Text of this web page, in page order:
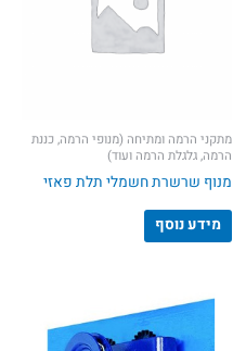
מתקני הרמה ומתיחה (מנופי הרמה, כננת
הרמה, גלגלת הרמה ועוד)
מנוף שרשרת חשמלי תלת פאזי
מידע נוסף